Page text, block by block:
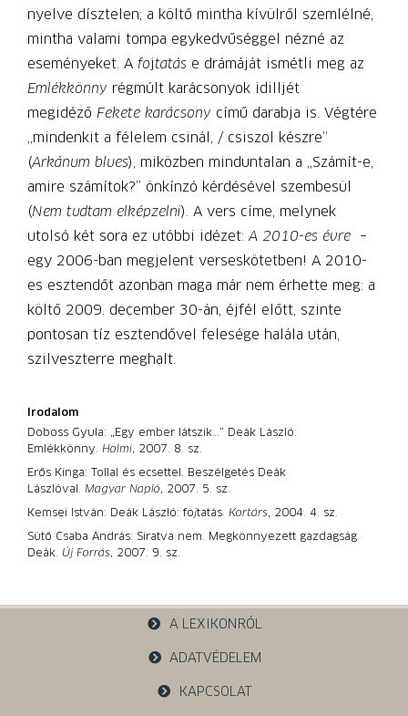
nyelve dísztelen; a költő mintha kívülről szemlélné,
mintha valami tompa egykedvűséggel nézné az
eseményeket. A fo jtatás e drámáját ismétli meg az
Emlékkönny régmúlt karácsonyok idilljét
megidéző Fekete karácsony című darabja is. Végtére
„mindenkit a félelem csinál, / csiszol készre”
(Arkánum blues), miközben minduntalan a „Számít-e,
amire számítok?” önkínzó kérdésével szembesül
(Nem tudtam elképzelni). A vers címe, melynek
utolsó két sora ez utóbbi idézet:A 2010-es évre
–
egy 2006-ban megjelent verseskötetben! A 2010-
es esztendőt azonban maga már nem érhette meg: a
költő 2009. december 30-án, éjfél előtt, szinte
pontosan tíz esztendővel felesége halála után,
szilveszterre meghalt.
Irodalom
Doboss Gyula: „Egy ember látszik…” Deák László:
Emlékkönny. Holmi, 2007. 8. sz.
Erős Kinga: Tollal és ecsettel. Beszélgetés Deák
Lászlóval. Magyar Napló, 2007. 5. sz.
Kemsei István: Deák László: fojtatás. Kortárs, 2004. 4. sz.
Sütő Csaba András: Siratva nem. Megkönnyezett gazdagság.
Deák. Új Forrás, 2007. 9. sz.
A LEXIKONRÓL
ADATVÉDELEM
KAPCSOLAT